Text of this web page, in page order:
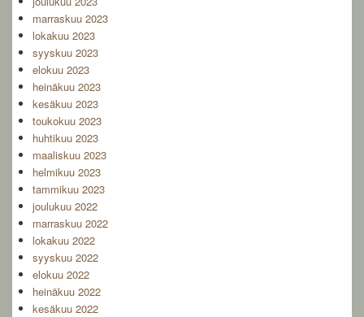
marraskuu 2023
lokakuu 2023
syyskuu 2023
elokuu 2023
heinäkuu 2023
kesäkuu 2023
toukokuu 2023
huhtikuu 2023
maaliskuu 2023
helmikuu 2023
tammikuu 2023
joulukuu 2022
marraskuu 2022
lokakuu 2022
syyskuu 2022
elokuu 2022
heinäkuu 2022
kesäkuu 2022